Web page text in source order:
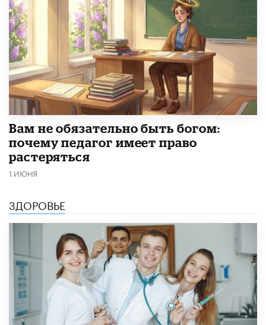
​Вам не обязательно быть богом:
почему педагог имеет право
растеряться
1 ИЮНЯ
ЗДОРОВЬЕ